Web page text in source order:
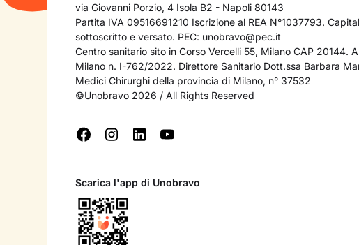
via Giovanni Porzio, 4 Isola B2 - Napoli 80143
Partita IVA 09516691210 Iscrizione al REA N°1037793.
sottoscritto e versato. PEC: unobravo@pec.it
Centro sanitario sito in Corso Vercelli 55, Milano CAP 20144.
Milano n. I-762/2022. Direttore Sanitario Dott.ssa Barbara
Medici Chirurghi della provincia di Milano, n° 37532
©Unobravo 2026 / All Rights Reserved
Scarica l'app di Unobravo